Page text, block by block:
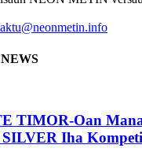
TIMOR-Oan
Iha